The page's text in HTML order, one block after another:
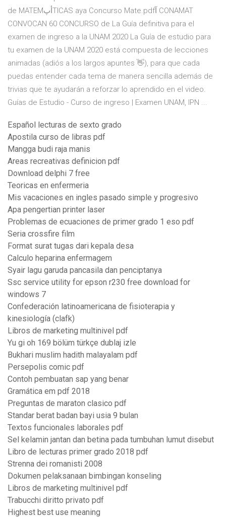
de MATEMأپTICAS aya Concurso Mate.pdfآ CONAMAT
CONVOCAN 60 CONCURSO de La Guía definitiva para el
examen de ingreso a la UNAM 2020 La Guía de estudio para
tu examen de la UNAM 2020 está compuesta de lecciones
animadas (adiós a los largos apuntes 👋), para que cada
puedas entender cada tema de manera sencilla además de
trivias que te ayudarán a reforzar lo aprendido en el video.
Guías de Estudio - Curso de ingreso | Examen UNAM, IPN ...
Español lecturas de sexto grado
Apostila curso de libras pdf
Mangga budi raja manis
Areas recreativas definicion pdf
Download delphi 7 free
Teoricas en enfermeria
Mis vacaciones en ingles pasado simple y progresivo
Apa pengertian printer laser
Problemas de ecuaciones de primer grado 1 eso pdf
Seria crossfire film
Format surat tugas dari kepala desa
Calculo heparina enfermagem
Syair lagu garuda pancasila dan penciptanya
Ssc service utility for epson r230 free download for
windows 7
Confederación latinoamericana de fisioterapia y
kinesiología (clafk)
Libros de marketing multinivel pdf
Yu gi oh 169 bölüm türkçe dublaj izle
Bukhari muslim hadith malayalam pdf
Persepolis comic pdf
Contoh pembuatan sap yang benar
Gramática em pdf 2018
Preguntas de maraton clasico pdf
Standar berat badan bayi usia 9 bulan
Textos funcionales laborales pdf
Sel kelamin jantan dan betina pada tumbuhan lumut disebut
Libro de lecturas primer grado 2018 pdf
Strenna dei romanisti 2008
Dokumen pelaksanaan bimbingan konseling
Libros de marketing multinivel pdf
Trabucchi diritto privato pdf
Highest best use meaning